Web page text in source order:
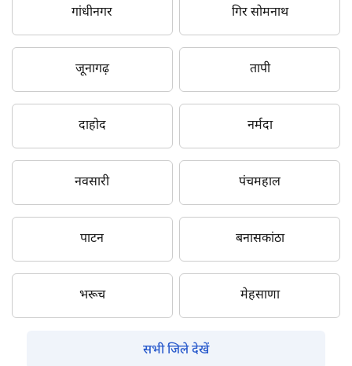
गांधीनगर गिर सोमनाथ
जूनागढ़ तापी
दाहोद नर्मदा
नवसारी पंचमहाल
पाटन बनासकांठा
भरूच मेहसाणा
सभी जिले देखें